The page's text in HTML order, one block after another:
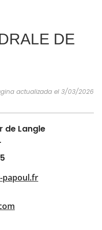
INSPIRACIONESDE
actualizada el 3/03/2026
de Langle
papoul.fr